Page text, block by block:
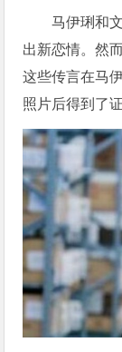
马伊琍和
出新恋情。然
这些传言在马
照片后得到了证